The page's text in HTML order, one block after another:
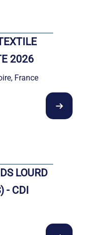
2026
France
LOURD
- CDI